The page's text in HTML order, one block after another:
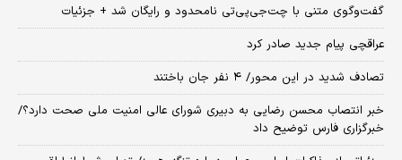
گفت‌وگوی متنی با چت‌جی‌پی‌تی نامحدود و رایگان شد + جزئیات
عراقچی پیام جدید صادر کرد
تصادف شدید در این محور/ ۴ نفر جان باختند
خبر انتصاب محسن رضایی به دبیری شورای عالی امنیت ملی صحت دارد؟/
خبرگزاری فارس توضیح داد